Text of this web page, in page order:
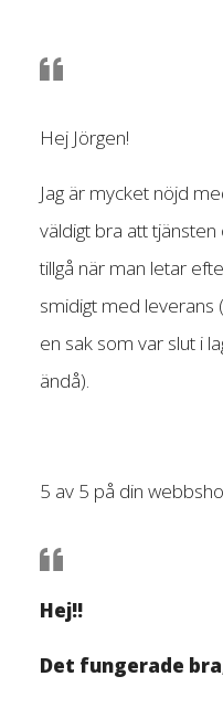
Hej Jörgen!
Jag är mycket nöjd
väldigt bra att
tillgå när man letar
smidigt med leverans
en sak som var slut i
ändå).
5 av 5 på din
Hej!!
Det fungerade